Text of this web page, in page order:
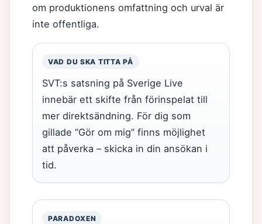
om produktionens omfattning och urval är
inte offentliga.
VAD DU SKA TITTA PÅ
SVT:s satsning på Sverige Live
innebär ett skifte från förinspelat till
mer direktsändning. För dig som
gillade ”Gör om mig” finns möjlighet
att påverka – skicka in din ansökan i
tid.
PARADOXEN